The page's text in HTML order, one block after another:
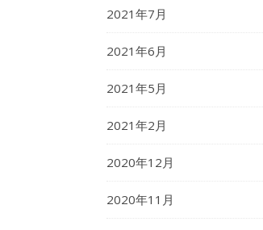
2021年7月
2021年6月
2021年5月
2021年2月
2020年12月
2020年11月